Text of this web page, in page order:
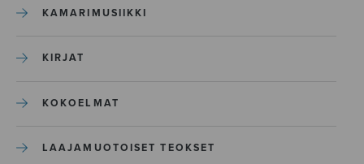
KAMARIMUSIIKKI
KIRJAT
KOKOELMAT
LAAJAMUOTOISET TEOKSET